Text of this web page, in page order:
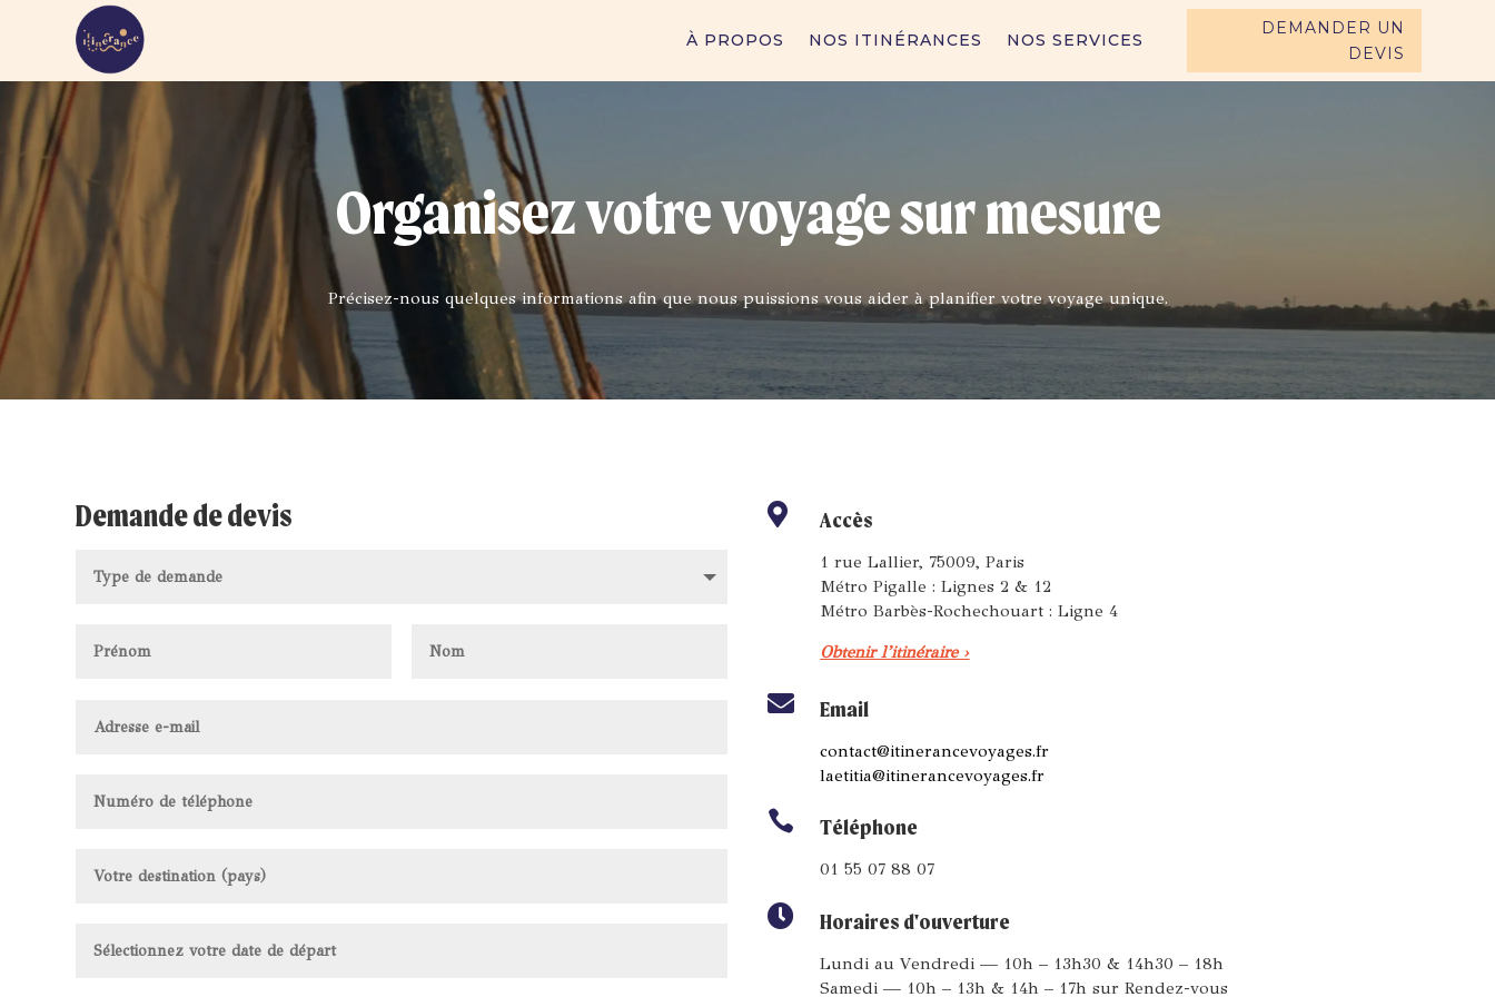
À PROPOS NOS ITINÉRANCES NOS SERVICES
DEMANDER UN
DEVIS
Organisez votre voyage sur mesure
Précisez-nous quelques informations afin que nous puissions vous aider à planifier votre voyage unique.
Demande de devis  Accès
1 rue Lallier, 75009, Paris
Métro Pigalle : Lignes 2 & 12
Métro Barbès-Rochechouart : Ligne 4
Obtenir l’itinéraire ›
 Email
contact@itinerancevoyages.fr
laetitia@itinerancevoyages.fr
 Téléphone
01 55 07 88 07
 Horaires d'ouverture
Lundi au Vendredi — 10h – 13h30 & 14h30 – 18h
Samedi — 10h – 13h & 14h – 17h sur Rendez-vous